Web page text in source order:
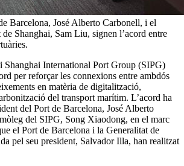
Barcelona, José Alberto Carbonell, i el
Shanghai, Sam Liu, signen l’acord entre
Shanghai International Port Group (SIPG)
per reforçar les connexions entre ambdós
en matèria de digitalització,
del transport marítim. L’acord ha
del Port de Barcelona, José Alberto
del SIPG, Song Xiaodong, en el marc
el Port de Barcelona i la Generalitat de
pel seu president, Salvador Illa, han realitzat